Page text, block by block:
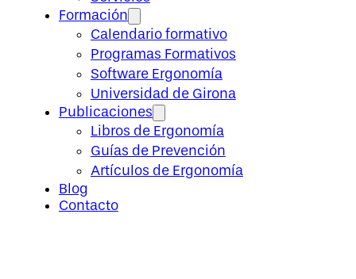
Formación
Calendario formativo
Programas Formativos
Software Ergonomía
Universidad de Girona
Publicaciones
Libros de Ergonomía
Guías de Prevención
Artículos de Ergonomía
Blog
Contacto